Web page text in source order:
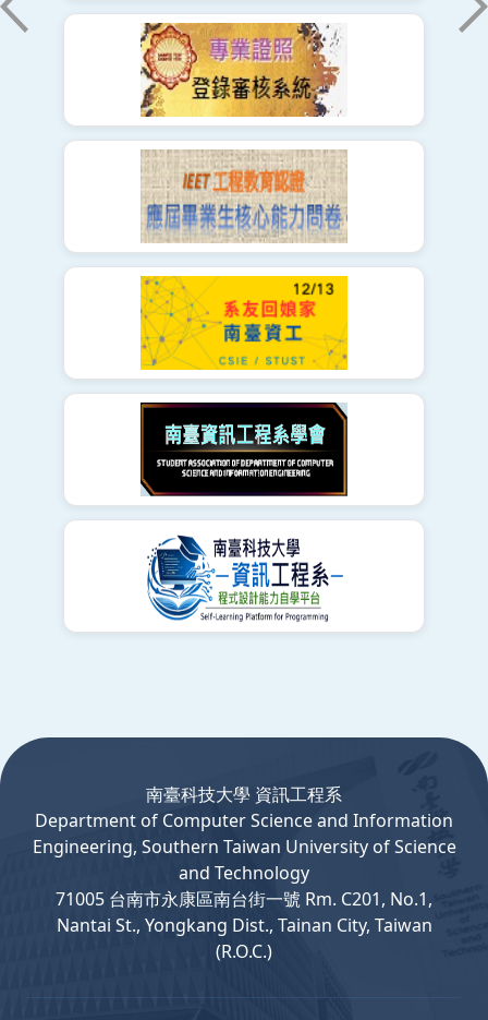
南臺科技大學 資訊工程系
Departmentof ComputerScience and Information
Engineering, Southern Taiwan University of Science
and Technology
71005 台南市永康區南台街一號 Rm. C201, No.1,
Nantai St., Yongkang Dist., Tainan City, Taiwan
(R.O.C.)